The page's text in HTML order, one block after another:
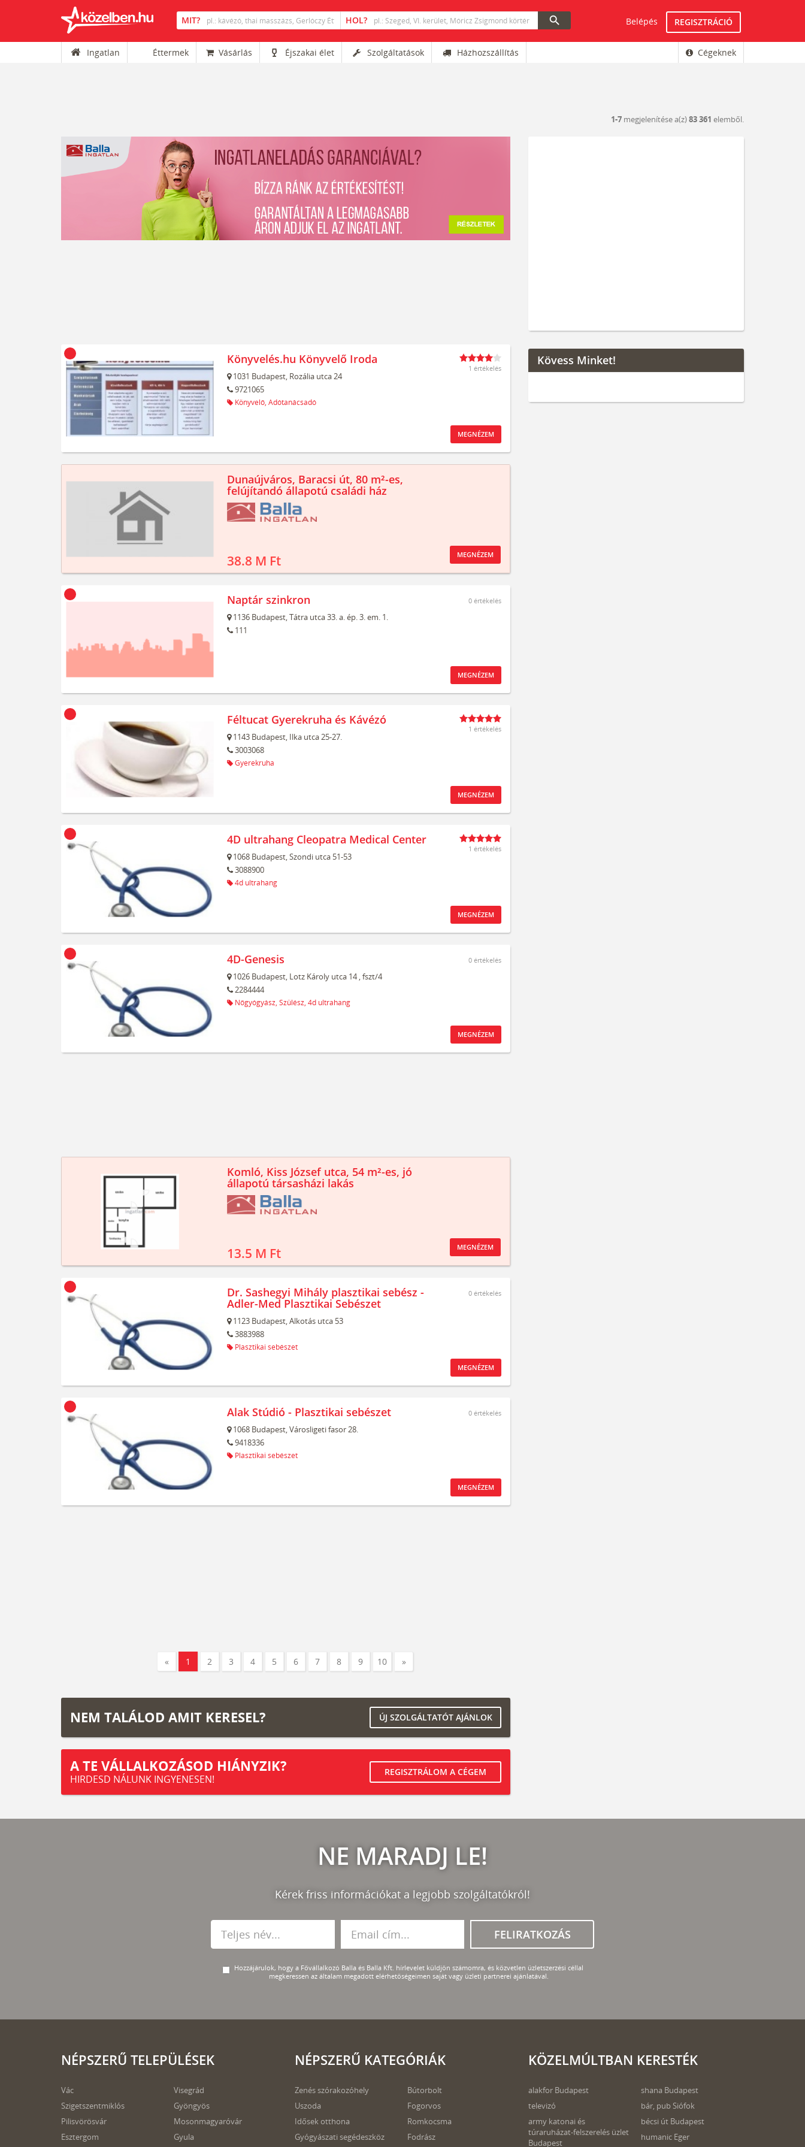
search Belépés REGISZTRÁCIÓ
Ingatlan Éttermek Vásárlás Éjszakai élet Szolgáltatások Házhozszállítás Cégeknek
1-7 megjelenítése a(z)83 361 elemből.
Könyvelés.hu Könyvelő Iroda
1031 Budapest, Rozália utca 24
9721065
Könyvelő, Adótanácsadó
1 értékelés
MEGNÉZEM
Dunaújváros, Baracsi út, 80 m²-es,
felújítandó állapotú családi ház
38.8 M Ft MEGNÉZEM
Naptár szinkron
1136 Budapest,Tátra utca 33. a. ép. 3. em. 1.
111
0 értékelés
MEGNÉZEM
Féltucat Gyerekruha és Kávézó
1143 Budapest, Ilka utca 25-27.
3003068
Gyerekruha
1 értékelés
MEGNÉZEM
4D ultrahang Cleopatra Medical Center
1068 Budapest,Szondi utca 51-53
3088900
4d ultrahang
1 értékelés
MEGNÉZEM
4D-Genesis
1026 Budapest, Lotz Károly utca 14, fszt/4
2284444
Nőgyógyász, Szülész, 4d ultrahang
0 értékelés
MEGNÉZEM
Komló, Kiss József utca, 54 m²-es, jó
állapotú társasházi lakás
13.5 M Ft MEGNÉZEM
Dr. Sashegyi Mihály plasztikai sebész -
Adler-Med Plasztikai Sebészet
1123 Budapest,Alkotás utca 53
3883988
Plasztikai sebészet
0 értékelés
MEGNÉZEM
Alak Stúdió - Plasztikai sebészet
1068 Budapest,Városligeti fasor 28.
9418336
Plasztikai sebészet
0 értékelés
MEGNÉZEM
« 1 2 3 4 5 6 7 8 9 10 »
NEM TALÁLOD AMIT KERESEL? ÚJ SZOLGÁLTATÓT AJÁNLOK
A TE VÁLLALKOZÁSOD HIÁNYZIK?
HIRDESD NÁLUNK INGYENESEN!
REGISZTRÁLOM A CÉGEM
Kövess Minket!
NE MARADJ LE!
Kérek friss információkat a legjobb szolgáltatókról!
FELIRATKOZÁS
Hozzájárulok, hogy a Fővállalkozó Balla és Balla Kft. hírlevelet küldjön számomra, és közvetlen üzletszerzési céllal
megkeressen az általam megadott elérhetőségeimen saját vagy üzleti partnerei ajánlatával.
NÉPSZERŰ TELEPÜLÉSEK
Vác
Szigetszentmiklós
Pilisvörösvár
Esztergom
Visegrád
Gyöngyös
Mosonmagyaróvár
Gyula
NÉPSZERŰ KATEGÓRIÁK
Zenés szórakozóhely
Uszoda
Idősek otthona
Gyógyászati segédeszköz
Bútorbolt
Fogorvos
Romkocsma
Fodrász
KÖZELMÚLTBAN KERESTÉK
alakfor Budapest
televizó
army katonai és
túraruházat-felszerelés üzlet
Budapest
shana Budapest
bár, pub Siófok
bécsi út Budapest
humanic Eger